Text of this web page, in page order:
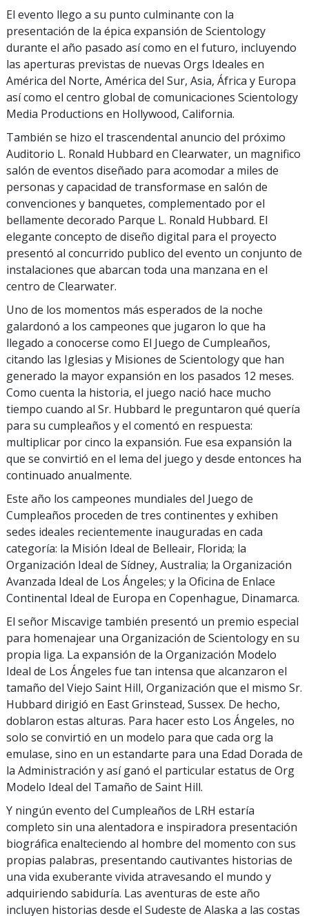
El evento llego a su punto culminante con la
presentación de la épica expansión de Scientology
durante el año pasado así como en el futuro, incluyendo
las aperturas previstas de nuevas Orgs Ideales en
América del Norte, América del Sur, Asia, África y Europa
así como el centro global de comunicaciones Scientology
Media Productions en Hollywood, California.
También se hizo el trascendental anuncio del próximo
Auditorio L. Ronald Hubbard en Clearwater, un magnifico
salón de eventos diseñado para acomodar a miles de
personas y capacidad de transformase en salón de
convenciones y banquetes, complementado por el
bellamente decorado Parque L. Ronald Hubbard. El
elegante concepto de diseño digital para el proyecto
presentó al concurrido publico del evento un conjunto de
instalaciones que abarcan toda una manzana en el
centro de Clearwater.
Uno de los momentos más esperados de la noche
galardonó a los campeones que jugaron lo que ha
llegado a conocerse como El Juego de Cumpleaños,
citando las Iglesias y Misiones de Scientology que han
generado la mayor expansión en los pasados 12 meses.
Como cuenta la historia, el juego nació hace mucho
tiempo cuando al Sr. Hubbard le preguntaron qué quería
para su cumpleaños y el comentó en respuesta:
multiplicar por cinco la expansión. Fue esa expansión la
que se convirtió en el lema del juego y desde entonces ha
continuado anualmente.
Este año los campeones mundiales del Juego de
Cumpleaños proceden de tres continentes y exhiben
sedes ideales recientemente inauguradas en cada
categoría: la Misión Ideal de Belleair, Florida; la
Organización Ideal de Sídney, Australia; la Organización
Avanzada Ideal de Los Ángeles; y la Oficina de Enlace
Continental Ideal de Europa en Copenhague, Dinamarca.
El señor Miscavige también presentó un premio especial
para homenajear una Organización de Scientology en su
propia liga. La expansión de la Organización Modelo
Ideal de Los Ángeles fue tan intensa que alcanzaron el
tamaño del Viejo Saint Hill, Organización que el mismo Sr.
Hubbard dirigió en East Grinstead, Sussex. De hecho,
doblaron estas alturas. Para hacer esto Los Ángeles, no
solo se convirtió en un modelo para que cada org la
emulase, sino en un estandarte para una Edad Dorada de
la Administración y así ganó el particular estatus de Org
Modelo Ideal del Tamaño de Saint Hill.
Y ningún evento del Cumpleaños de LRH estaría
completo sin una alentadora e inspiradora presentación
biográfica enalteciendo al hombre del momento con sus
propias palabras, presentando cautivantes historias de
una vida exuberante vivida atravesando el mundo y
adquiriendo sabiduría. Las aventuras de este año
incluyen historias desde el Sudeste de Alaska a las costas